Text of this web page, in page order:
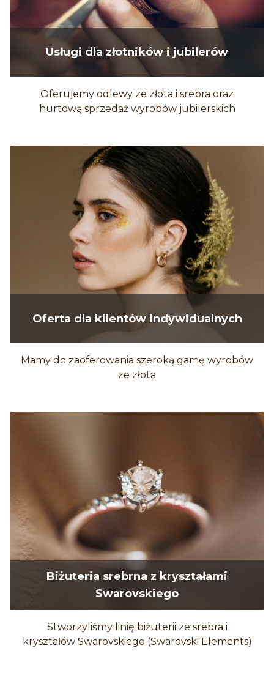
Usługi dla złotników i jubilerów
Oferujemy odlewy ze złota i srebra oraz
hurtową sprzedaż wyrobów jubilerskich
Oferta dla klientów indywidualnych
Mamy do zaoferowania szeroką gamę wyrobów
ze złota
Biżuteria srebrna z kryształami
Swarovskiego
Stworzyliśmy linię biżuterii ze srebra i
kryształów Swarovskiego (Swarovski Elements)